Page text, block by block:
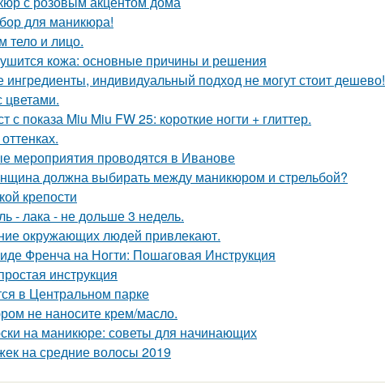
для маникюра!
тело и лицо.
кожа: основные причины и решения
ингредиенты, индивидуальный подход не могут стоит дешево!
цветами.
показа Miu Miu FW 25: короткие ногти + глиттер.
мероприятия проводятся в Иванове
должна выбирать между маникюром и стрельбой?
крепости
- лака - не дольше 3 недель.
окружающих людей привлекают.
Френча на Ногти: Пошаговая Инструкция
инструкция
в Центральном парке
не наносите крем/масло.
на маникюре: советы для начинающих
на средние волосы 2019